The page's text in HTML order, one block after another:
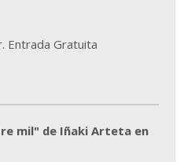
Entrada Gratuita
mil" de Iñaki Arteta en